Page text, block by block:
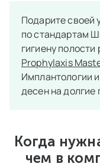
Подарите своей
по стандартам
гигиену
Prophylaxis
Имплантологии
десен на долгие
Когда
чем в